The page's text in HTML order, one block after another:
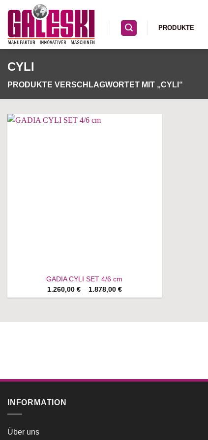
springen
PRODUKTE
CYLI
PRODUKTE VERSCHLAGWORTET MIT „CYLI“
GADIA CYLI SET 4/6 cm
1.260,00 € – 1.878,00 €Price
INFORMATION
Über uns